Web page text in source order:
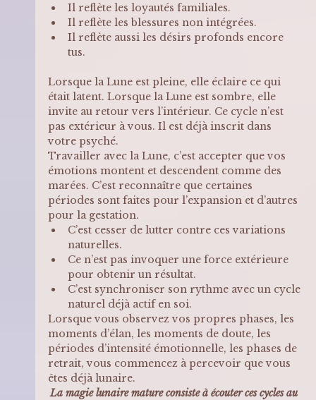
Il reflète les loyautés familiales.
Il reflète les blessures non intégrées.
Il reflète aussi les désirs profonds encore
tus.
Lorsque la Lune est pleine, elle éclaire ce qui
était latent. Lorsque la Lune est sombre, elle
invite au retour vers l’intérieur. Ce cycle n’est
pas extérieur à vous. Il est déjà inscrit dans
votre psyché.
Travailler avec la Lune, c’est accepter que vos
émotions montent et descendent comme des
marées. C’est reconnaître que certaines
périodes sont faites pour l’expansion et d’autres
pour la gestation.
C’est cesser de lutter contre ces variations
naturelles.
Ce n’est pas invoquer une force extérieure
pour obtenir un résultat.
C’est synchroniser son rythme avec un cycle
naturel déjà actif en soi.
Lorsque vous observez vos propres phases, les
moments d’élan, les moments de doute, les
périodes d’intensité émotionnelle, les phases de
retrait, vous commencez à percevoir que vous
êtes déjà lunaire.
La magie lunaire mature consiste à écouter ces cycles au